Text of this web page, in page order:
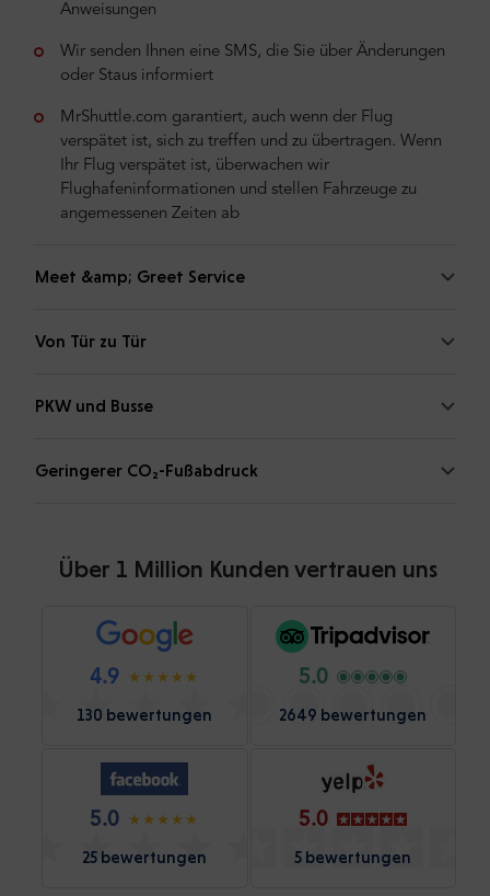
Anweisungen
Wir senden Ihnen eine SMS, die Sie über Änderungen
oder Staus informiert
MrShuttle.com garantiert, auch wenn der Flug
verspätet ist, sich zu treffen und zu übertragen. Wenn
Ihr Flug verspätet ist, überwachen wir
Flughafeninformationen und stellen Fahrzeuge zu
angemessenen Zeiten ab
Meet &amp; Greet Service
Von Tür zu Tür
PKW und Busse
Geringerer CO₂-Fußabdruck
Über 1 Million Kunden vertrauen uns
4.9
130 bewertungen
5.0
2649 bewertungen
5.0
25 bewertungen
5.0
5 bewertungen